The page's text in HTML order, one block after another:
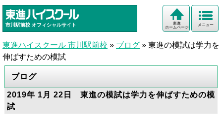
市川駅前校 オフィシャルサイト メニュー
東進
ホームページ
東進ハイスクール 市川駅前校 » ブログ » 東進の模試は学力を
伸ばすための模試
ブログ
2019年 1月 22日 東進の模試は学力を伸ばすための模
試